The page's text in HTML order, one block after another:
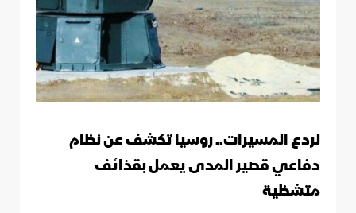
لردع المسيرات.. روسيا تكشف عن نظام
دفاعي قصير المدى يعمل بقذائف
متشظية